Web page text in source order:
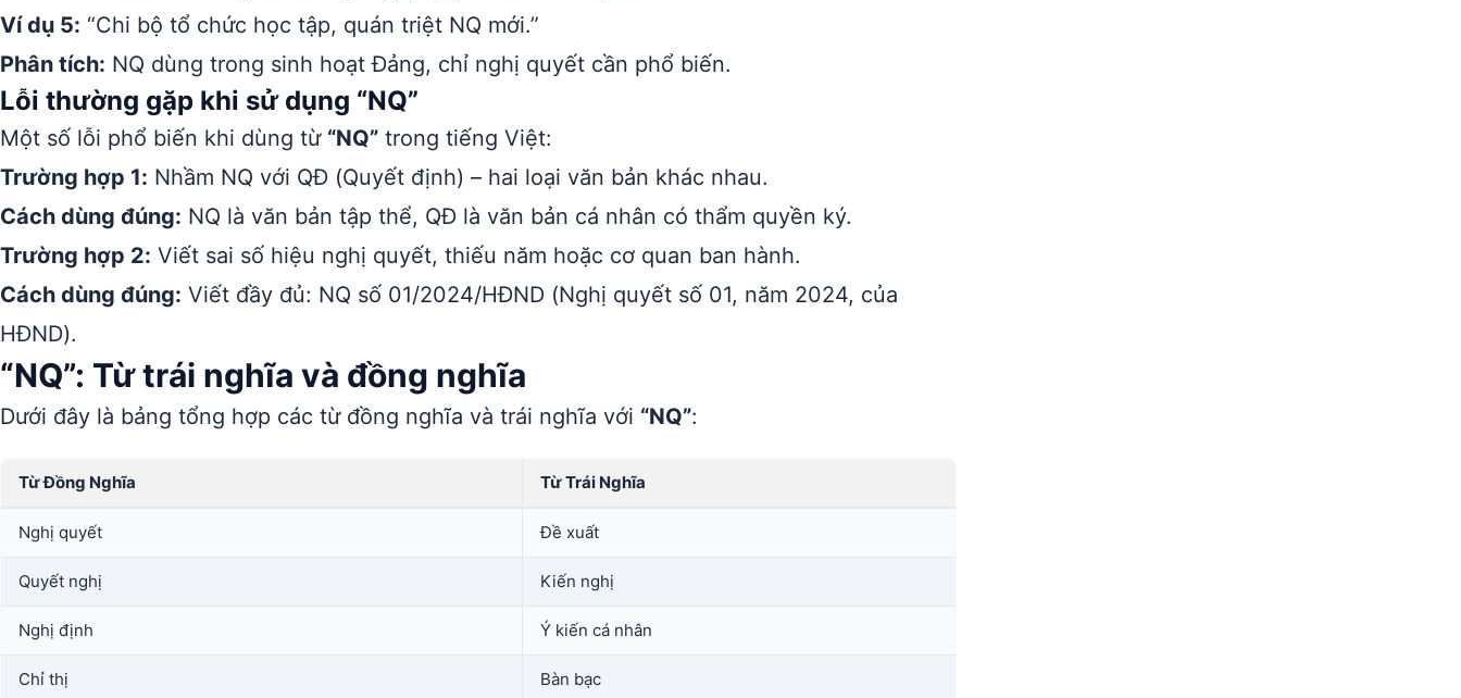
Ví dụ 5: “Chi bộ tổ chức học tập, quán triệt NQ mới.”
Phân tích: NQ dùng trong sinh hoạt Đảng, chỉ nghị quyết cần phổ biến.
Lỗi thường gặp khi sử dụng “NQ”
Một số lỗi phổ biến khi dùng từ “NQ” trong tiếng Việt:
Trường hợp 1: Nhầm NQ với QĐ (Quyết định) – hai loại văn bản khác nhau.
Cách dùng đúng: NQ là văn bản tập thể, QĐ là văn bản cá nhân có thẩm quyền ký.
Trường hợp 2: Viết sai số hiệu nghị quyết, thiếu năm hoặc cơ quan ban hành.
Cách dùng đúng: Viết đầy đủ: NQ số 01/2024/HĐND (Nghị quyết số 01, năm 2024, của
HĐND).
“NQ”: Từ trái nghĩa và đồng nghĩa
Dưới đây là bảng tổng hợp các từ đồng nghĩa và trái nghĩa với “NQ”:
Từ Đồng Nghĩa Từ Trái Nghĩa
Nghị quyết Đề xuất
Quyết nghị Kiến nghị
Nghị định Ý kiến cá nhân
Chỉ thị Bàn bạc